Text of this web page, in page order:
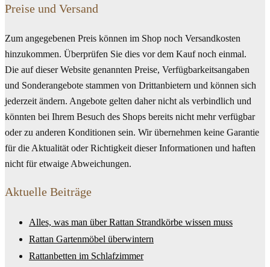
Preise und Versand
Zum angegebenen Preis können im Shop noch Versandkosten
hinzukommen. Überprüfen Sie dies vor dem Kauf noch einmal.
Die auf dieser Website genannten Preise, Verfügbarkeitsangaben
und Sonderangebote stammen von Drittanbietern und können sich
jederzeit ändern. Angebote gelten daher nicht als verbindlich und
könnten bei Ihrem Besuch des Shops bereits nicht mehr verfügbar
oder zu anderen Konditionen sein. Wir übernehmen keine Garantie
für die Aktualität oder Richtigkeit dieser Informationen und haften
nicht für etwaige Abweichungen.
Aktuelle Beiträge
Alles, was man über Rattan Strandkörbe wissen muss
Rattan Gartenmöbel überwintern
Rattanbetten im Schlafzimmer